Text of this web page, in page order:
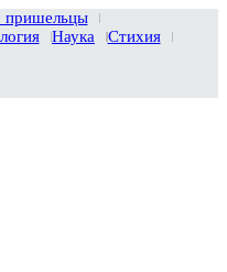
Наука
Стихия